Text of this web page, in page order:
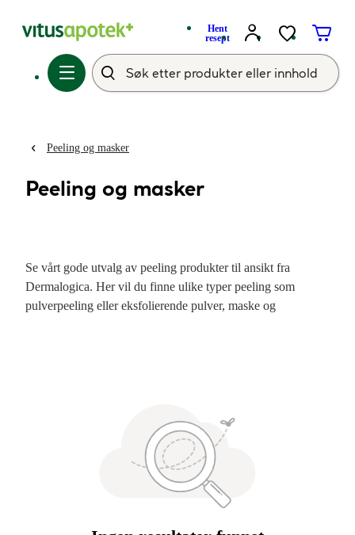
Hent
resept
Peeling og masker
Peeling og masker
Se vårt gode utvalg av peeling produkter til ansikt fra
Dermalogica. Her vil du finne ulike typer peeling som
pulverpeeling eller eksfolierende pulver, maske og